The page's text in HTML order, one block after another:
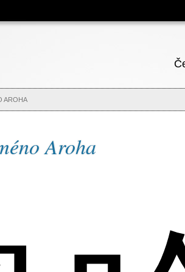
AROHA
Aroha